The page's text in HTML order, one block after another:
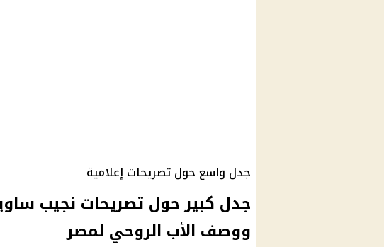
جدل واسع حول تصريحات إعلامية
جدل كبير حول تصريحات نجيب
ووصف الأب الروحي لمصر